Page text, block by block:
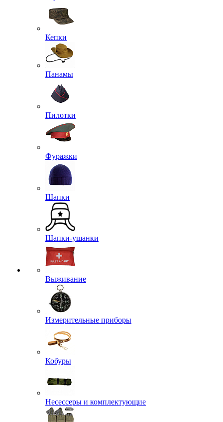
Кепки
Панамы
Пилотки
Фуражки
Шапки
Шапки-ушанки
Выживание
Измерительные приборы
Кобуры
Несессеры и комплектующие